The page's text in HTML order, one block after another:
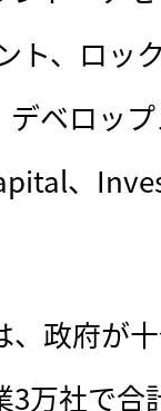
ト、ロッ
デベロッ
、
政府が
万社で合